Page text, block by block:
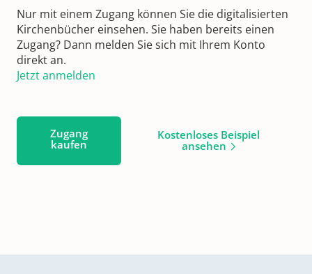
Nur mit einem Zugang können Sie die digitalisierten
Kirchenbücher einsehen. Sie haben bereits einen
Zugang? Dann melden Sie sich mit Ihrem Konto
direkt an.
Jetzt anmelden
Zugang
kaufen
Kostenloses Beispiel
ansehen